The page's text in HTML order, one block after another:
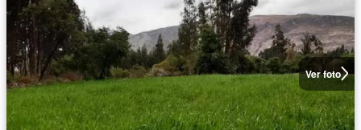
Ver foto